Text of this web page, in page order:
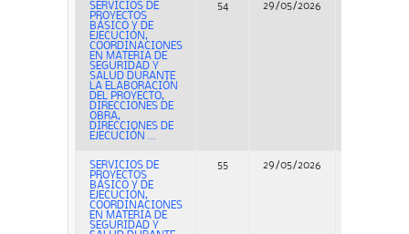
SERVICIOS DE
PROYECTOS
BÁSICO Y DE
EJECUCIÓN,
COORDINACIONES
EN MATERIA DE
SEGURIDAD Y
SALUD DURANTE
LA ELABORACIÓN
DEL PROYECTO,
DIRECCIONES DE
OBRA,
DIRECCIONES DE
EJECUCIÓN ...
54 29/05/2026
SERVICIOS DE
PROYECTOS
BÁSICO Y DE
EJECUCIÓN,
COORDINACIONES
EN MATERIA DE
SEGURIDAD Y
55 29/05/2026